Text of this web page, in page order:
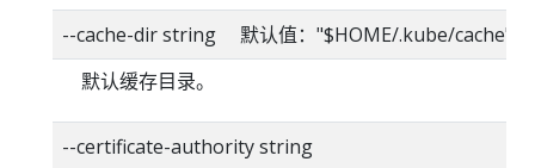
--cache-dir string 默认值："$HOME/.kube/cache"
默认缓存目录。
--certificate-authority string